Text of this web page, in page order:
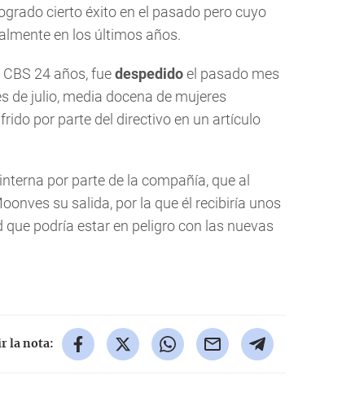
cierto éxito en el pasado pero cuyo
en los últimos años.
24 años, fuedespedidoel pasado mes
de julio, media docena de mujeres
por parte del directivo en un artículo
por parte de la compañía, que al
su salida, por la que él recibiría unos
que podría estar en peligro con las nuevas
la nota: